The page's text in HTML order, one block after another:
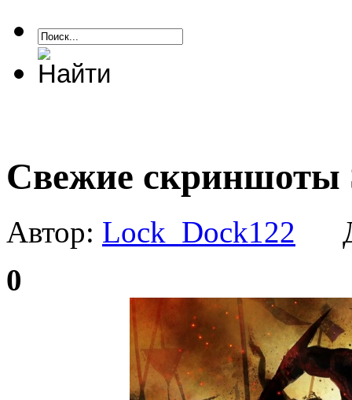
Свежие скриншоты
Автор: Lock_Dock122
0